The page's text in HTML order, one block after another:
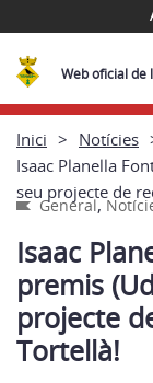
Web oficial de
Inici
Notícies
Isaac Planella
seu projecte de
General,
Isaac
premis
projecte
Tortellà!